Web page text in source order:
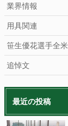
業界情報
用具関連
笹生優花選手全
追悼文
最近の投稿